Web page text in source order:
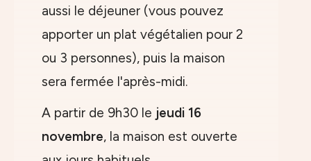
aussi le déjeuner (vous pouvez
apporter un plat végétalien pour 2
ou 3 personnes), puis la maison
sera fermée l'après-midi.
A partir de 9h30 le jeudi 16
novembre, la maison est ouverte